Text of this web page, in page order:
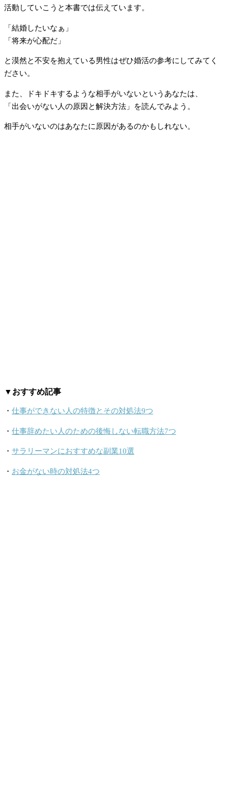
活動していこうと本書では伝えています。
「結婚したいなぁ」
「将来が心配だ」
と漠然と不安を抱えている男性はぜひ婚活の参考にしてみてく
ださい。
また、ドキドキするような相手がいないというあなたは、
「出会いがない人の原因と解決方法」を読んでみよう。
相手がいないのはあなたに原因があるのかもしれない。
▼おすすめ記事
・ 仕事ができない人の特徴とその対処法9つ
・ 仕事辞めたい人のための後悔しない転職方法7つ
・ サラリーマンにおすすめな副業10選
・ お金がない時の対処法4つ